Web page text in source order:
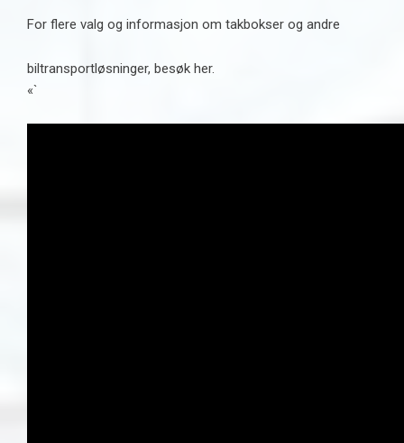
For flere valg og informasjon om takbokser og andre
biltransportløsninger, besøk her.
«`